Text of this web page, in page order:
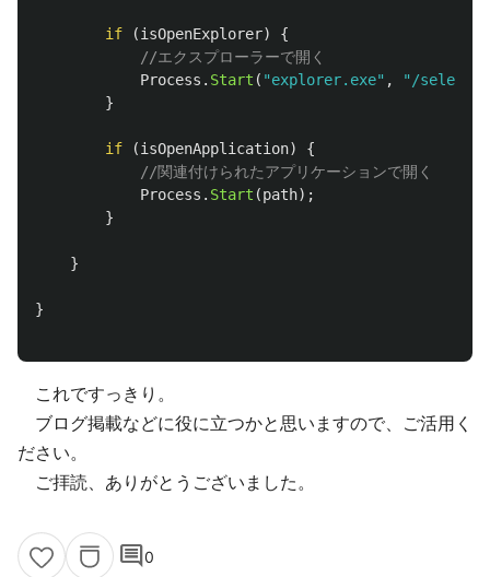
if (isOpenExplorer)
{
//エクスプローラーで開く
Process . Start ( "explorer.exe" ,
"/select,"
}
if (isOpenApplication)
{
//関連付けられたアプリケーションで開く
Process . Start (path);
}
}
}
これですっきり。
ブログ掲載などに役に立つかと思いますので、ご活用く
ださい。
ご拝読、ありがとうございました。
comment0